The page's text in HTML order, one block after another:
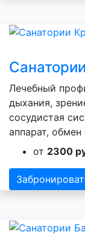
Лечебный
дыхания,
сосудистая
аппарат,
от 2300